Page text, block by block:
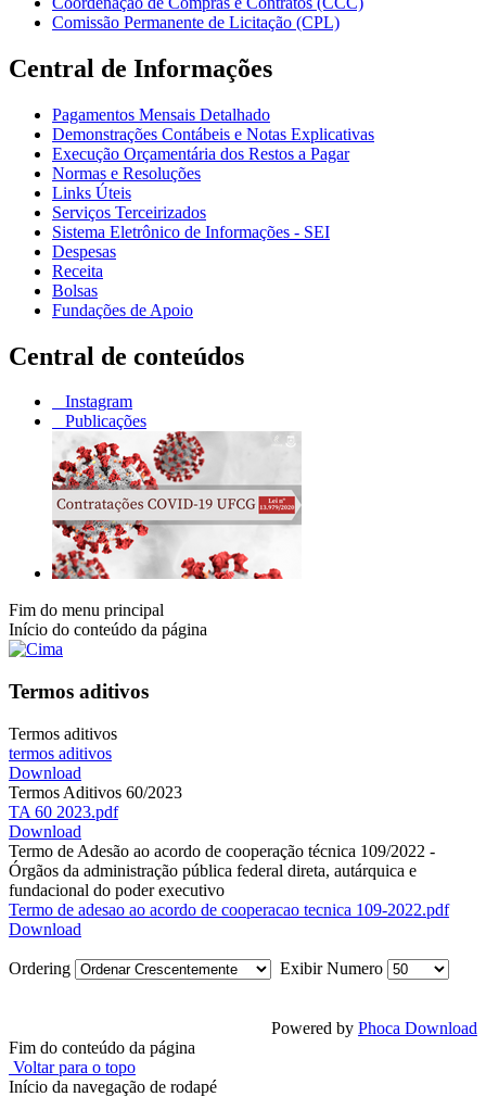
Comissão Permanente de Licitação (CPL)
Central de Informações
Pagamentos Mensais Detalhado
Demonstrações Contábeis e Notas Explicativas
Execução Orçamentária dos Restos a Pagar
Normas e Resoluções
Links Úteis
Serviços Terceirizados
Sistema Eletrônico de Informações - SEI
Despesas
Receita
Bolsas
Fundações de Apoio
Central de conteúdos
Instagram
Publicações
Fim do menu principal
Início do conteúdo da página
Termos aditivos
Termos aditivos
termos aditivos
Download
Termos Aditivos 60/2023
TA 60 2023.pdf
Download
Termo de Adesão ao acordo de cooperação técnica 109/2022 -
Órgãos da administração pública federal direta, autárquica e
fundacional do poder executivo
Termo de adesao ao acordo de cooperacao tecnica 109-2022.pdf
Download
Ordering Exibir Numero
Powered by Phoca Download
Fim do conteúdo da página
Voltar para o topo
Início da navegação de rodapé